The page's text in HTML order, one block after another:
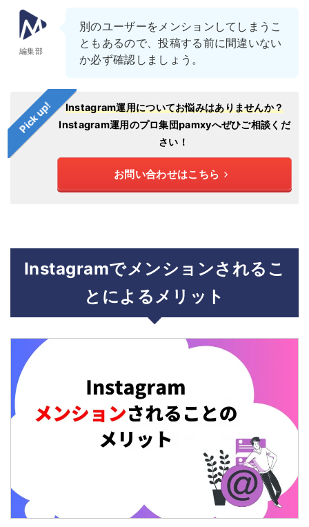
編集部
別のユーザーをメンションしてしまうこ
ともあるので、投稿する前に間違いない
か必ず確認しましょう。
Pick up!
Instagram運用についてお悩みはありませんか？
Instagram運用のプロ集団pamxyへぜひご相談くだ
さい！
お問い合わせはこちら
Instagramでメンションされるこ
とによるメリット